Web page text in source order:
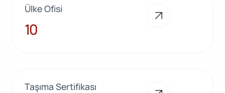
Ülke Ofisi
10
10
Taşıma Sertifikası